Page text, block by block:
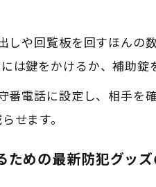
しや回覧板を回すほんの
は鍵をかけるか、補助
番電話に設定し、相手を
せます。
めの最新防犯グッ